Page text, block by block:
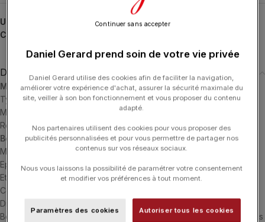
UGS :
Catégories :
Description
Mouvement
Type de mouvement: Automatic
Mouvement avec réserve de marche: 80 hours
Référence du mouvement: 03.734.435
Boîtier
Matériau du boîtier: Plasma High-Tech Ceramic
Epaisseur du boîtier: 10.2 mm
Etanchéité du boîtier: 5 bar (50 m)
Couleur du boîtier: light
Dimensions du boîtier: 42.0 mm
Boîtier crystal: Verre saphir avec traitement antireflet sur les 2 faces
Daniel Gerard prend soin de votre vie privée
Daniel Gerard utilise des cookies afin de faciliter la navigation,
améliorer votre expérience d'achat, assurer la sécurité maximale du
site, veiller à son bon fonctionnement et vous proposer du contenu
adapté.
Nos partenaires utilisent des cookies pour vous proposer des
publicités personnalisées et pour vous permettre de partager nos
contenus sur vos réseaux sociaux.
Nous vous laissons la possibilité de paramétrer votre consentement
et modifier vos préférences à tout moment.
Paramètres des cookies Autoriser tous les cookies
Continuer sans accepter